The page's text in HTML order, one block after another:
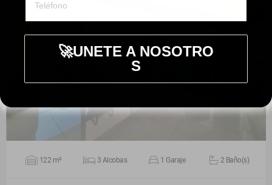
VER DETALLES
122 m² 3 Alcobas 1 Garaje 2 Baño(s)
🚀UNETE A NOSOTRO
S